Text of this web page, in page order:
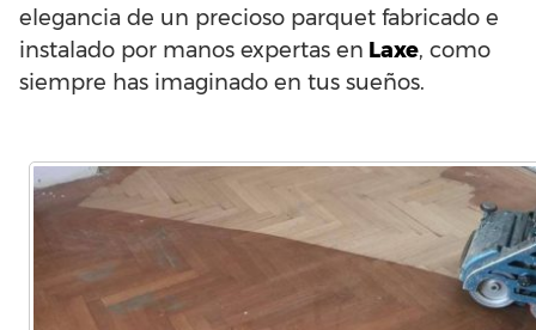
elegancia de un precioso parquet fabricado e
instalado por manos expertas en Laxe, como
siempre has imaginado en tus sueños.